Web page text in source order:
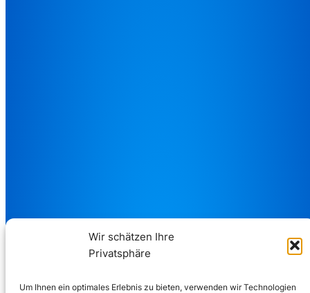
Wir schätzen Ihre
Privatsphäre
Um Ihnen ein optimales Erlebnis zu bieten, verwenden wir Technologien